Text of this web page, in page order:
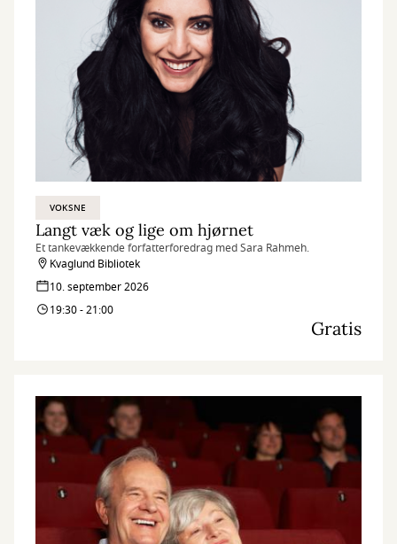
VOKSNE
Langt væk og lige om hjørnet
Et tankevækkende forfatterforedrag med Sara Rahmeh.
Kvaglund Bibliotek
10. september 2026
19:30 - 21:00
Gratis